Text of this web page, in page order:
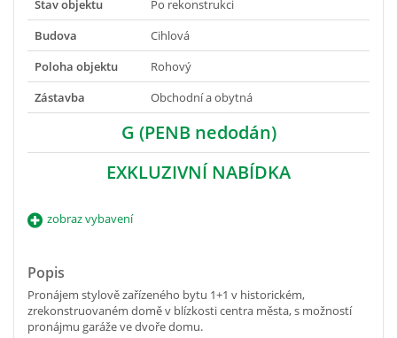
Stav objektu
Po rekonstrukci
Budova
Cihlová
Poloha objektu
Rohový
Zástavba
Obchodní a obytná
G (PENB nedodán)
EXKLUZIVNÍ NABÍDKA
zobraz vybavení
Popis
Pronájem stylově zařízeného bytu 1+1 v historickém,
zrekonstruovaném domě v blízkosti centra města, s možností
pronájmu garáže ve dvoře domu.